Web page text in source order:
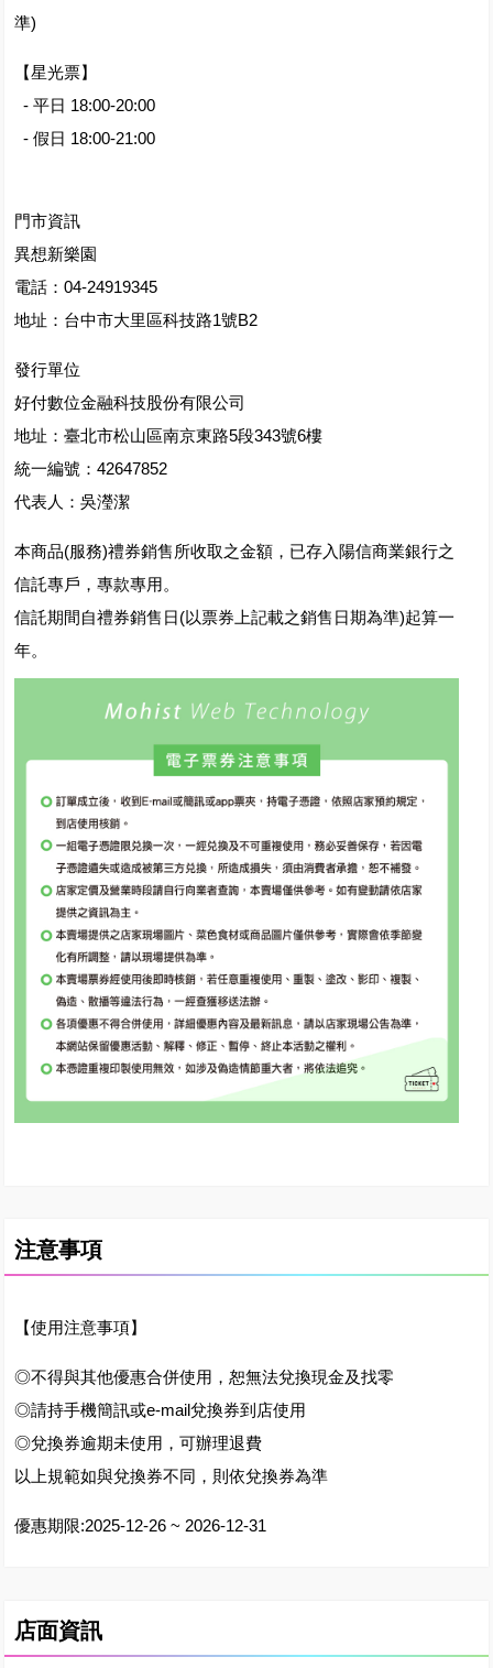
準)
【星光票】
- 平日 18:00-20:00
- 假日 18:00-21:00
門市資訊
異想新樂園
電話：04-24919345
地址：台中市大里區科技路1號B2
發行單位
好付數位金融科技股份有限公司
地址：臺北市松山區南京東路5段343號6樓
統一編號：42647852
代表人：吳瀅潔
本商品(服務)禮券銷售所收取之金額，已存入陽信商業銀行之
信託專戶，專款專用。
信託期間自禮券銷售日(以票券上記載之銷售日期為準)起算一
年。
注意事項
【使用注意事項】
◎不得與其他優惠合併使用，恕無法兌換現金及找零
◎請持手機簡訊或e-mail兌換券到店使用
◎兌換券逾期未使用，可辦理退費
以上規範如與兌換券不同，則依兌換券為準
優惠期限:2025-12-26 ~ 2026-12-31
店面資訊